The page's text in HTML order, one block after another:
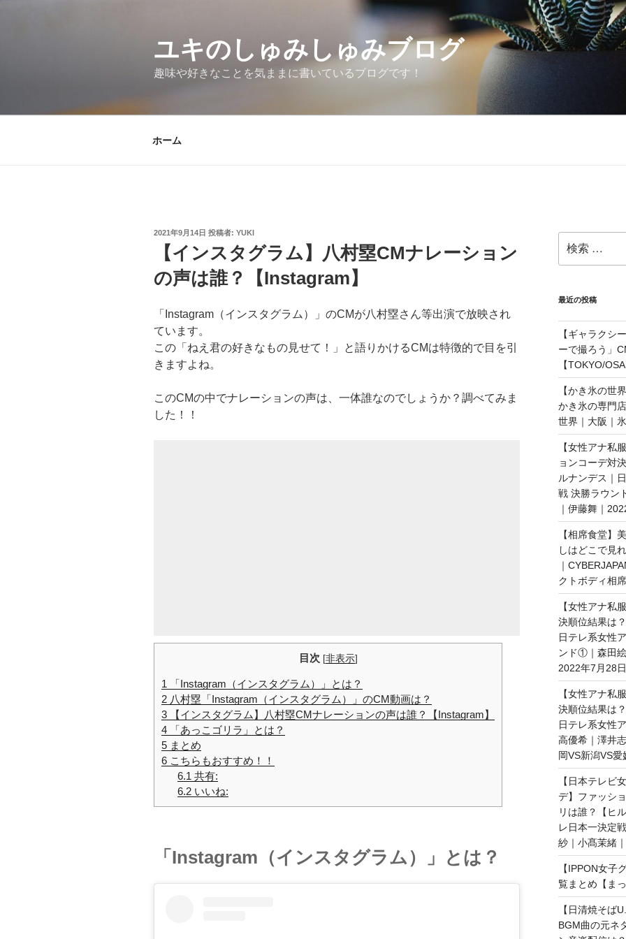
ユキのしゅみしゅみブログ
趣味や好きなことを気ままに書いているブログです！
ホーム
投
2021年9月14日 投稿者: YUKI
【インスタグラム】八村塁CMナレーション
の声は誰？【Instagram】
「Instagram（インスタグラム）」のCMが八村塁さん等出演で放映され
ています。
この「ねえ君の好きなもの見せて！」と語りかけるCMは特徴的で目を引
きますよね。
このCMの中でナレーションの声は、一体誰なのでしょうか？調べてみま
した！！
目次 [非表示]
1 「Instagram（インスタグラム）」とは？
2 八村塁「Instagram（インスタグラム）」のCM動画は？
3 【インスタグラム】八村塁CMナレーションの声は誰？【Instagram】
4 「あっこゴリラ」とは？
5 まとめ
6 こちらもおすすめ！！
6.1共有:
6.2いいね:
「Instagram（インスタグラム）」とは？
索:
最近の投稿
【ギャラクシ
ーで撮ろう」
【TOKYO/
【かき氷の世
かき氷の専門
世界｜大阪｜
【女性アナ私
ョンコーデ対
ルナンデス｜
戦 決勝ラウン
｜伊藤舞｜
【相席食堂】
しはどこで見
｜
クトボディ相
【女性アナ私
決順位結果は
日テレ系女性
ンド①｜森田
2022年7月28
【女性アナ私
決順位結果は
日テレ系女性
高優希｜澤井
岡VS新潟VS
【日本テレビ
デ】ファッシ
リは誰？【ヒ
レ日本一決定
紗｜小髙茉緒
【IPPON女子
覧まとめ【ま
【日清焼そば
BGM曲の元ネ